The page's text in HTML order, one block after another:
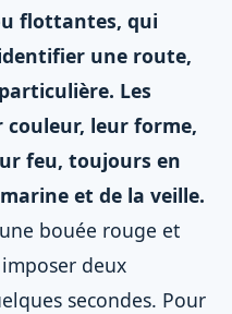
flottantes, qui
une route,
Les
couleur, leur forme,
feu, toujours en
et de la veille.
une bouée rouge et
deux
secondes. Pour